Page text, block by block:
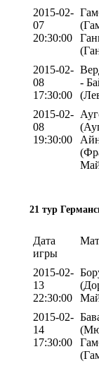
2015-02-
07
20:30:00
2015-02-
08
17:30:00
-
2015-02-
08
19:30:00
21 тур
Дата
игры
2015-02-
13
22:30:00
2015-02-
14
17:30:00